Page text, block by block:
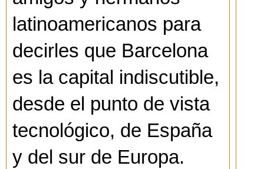
latinoamericanos para
decirles que Barcelona
es la capital indiscutible,
desde el punto de vista
tecnológico, de España
y del sur de Europa.